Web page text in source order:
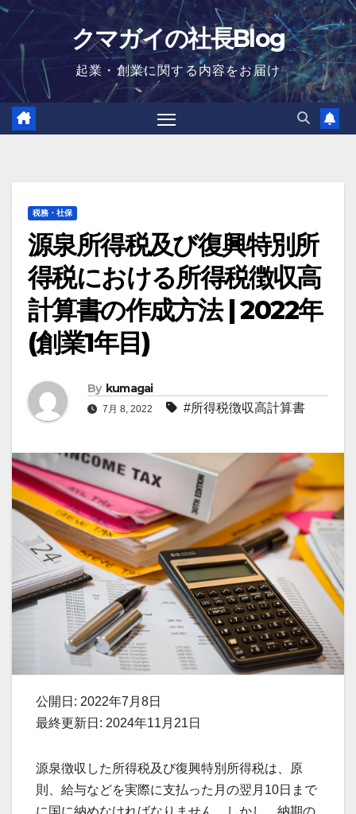
Skip
content
クマガイの社長Blog
起業・創業に関する内容をお届け
税務・社保
源泉所得税及び復興特別所
得税における所得税徴収高
計算書の作成方法 | 2022年
(創業1年目)
By kumagai
7月 8, 2022 #所得税徴収高計算書
公開日: 2022年7月8日
最終更新日: 2024年11月21日
源泉徴収した所得税及び復興特別所得税は、原
則、給与などを実際に支払った月の翌月10日まで
に国に納めなければなりません。しかし、納期の